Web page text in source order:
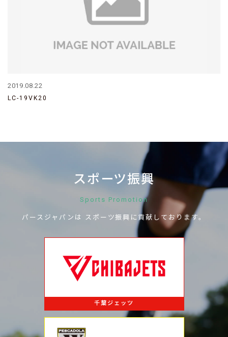
2019.08.22
LC-19VK20
スポーツ振興
Sports Promotion
パースジャパンは スポーツ振興に貢献しております。
千葉ジェッツ